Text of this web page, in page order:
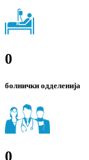
0
болнички одделенија
0